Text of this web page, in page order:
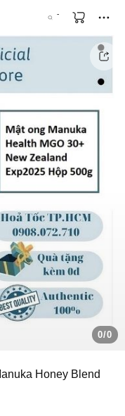
0/0
Honey Blend